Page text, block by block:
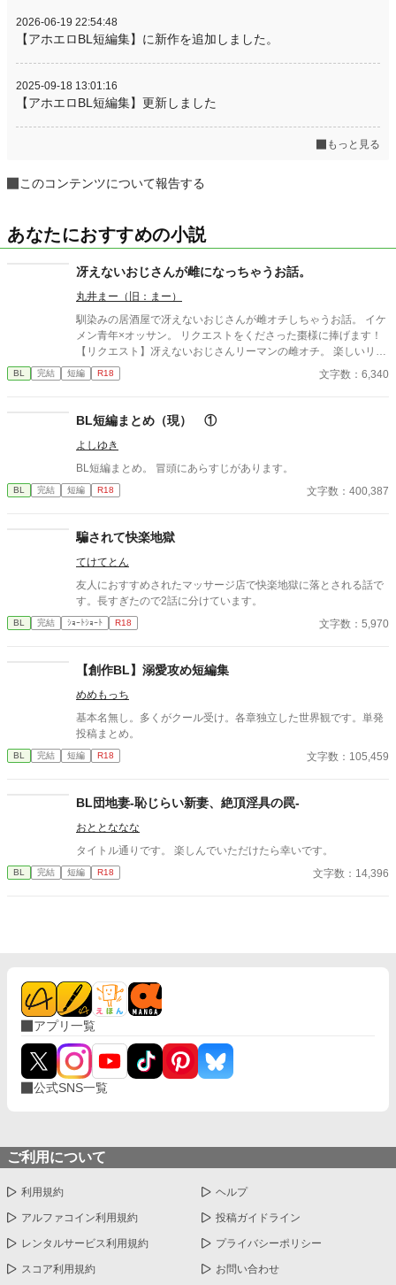
2026-06-19 22:54:48
【アホエロBL短編集】に新作を追加しました。
2025-09-18 13:01:16
【アホエロBL短編集】更新しました
もっと見る
このコンテンツについて報告する
あなたにおすすめの小説
冴えないおじさんが雌になっちゃうお話。
丸井まー（旧：まー）
馴染みの居酒屋で冴えないおじさんが雌オチしちゃうお話。 イケ
メン青年×オッサン。 リクエストをくださった棗様に捧げます！
【リクエスト】冴えないおじさんリーマンの雌オチ。 楽しいリク
エストをありがとうございました！ ※ムーンライトノベルズさん
でも公開しております。
BL 完結 短編 R18 文字数：6,340
BL短編まとめ（現） ①
よしゆき
BL短編まとめ。 冒頭にあらすじがあります。
BL 完結 短編 R18 文字数：400,387
騙されて快楽地獄
てけてとん
友人におすすめされたマッサージ店で快楽地獄に落とされる話で
す。長すぎたので2話に分けています。
BL 完結 ｼｮｰﾄｼｮｰﾄ R18 文字数：5,970
【創作BL】溺愛攻め短編集
めめもっち
基本名無し。多くがクール受け。各章独立した世界観です。単発
投稿まとめ。
BL 完結 短編 R18 文字数：105,459
BL団地妻-恥じらい新妻、絶頂淫具の罠-
おととななな
タイトル通りです。 楽しんでいただけたら幸いです。
BL 完結 短編 R18 文字数：14,396
アプリ一覧
公式SNS一覧
ご利用について
利用規約 ヘルプ
アルファコイン利用規約 投稿ガイドライン
レンタルサービス利用規約 プライバシーポリシー
スコア利用規約 お問い合わせ